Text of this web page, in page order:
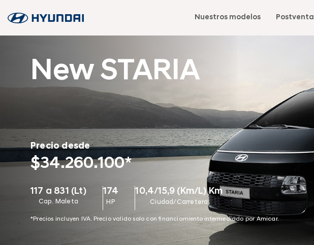
Nuestros modelos Postventa
New STARIA
Precio desde
$34.260.100*
117 a 831 (Lt)
Cap. Maleta
174
HP
10,4/15,9 (Km/L) Km
Ciudad/Carretera
*Precios incluyen IVA. Precio valido solo con financiamiento intermediado por Amicar.